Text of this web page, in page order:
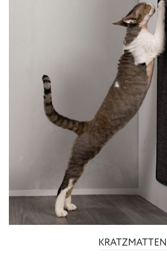
KRATZMATTEN